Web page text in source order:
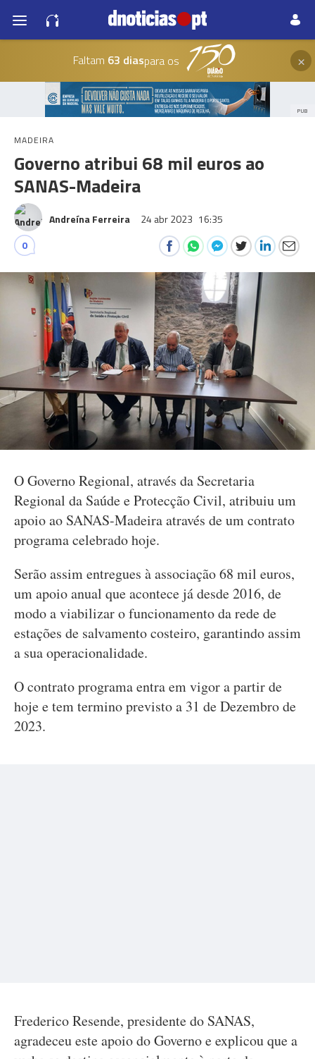
Faltam 63 diaspara os ×
PUB
MADEIRA
Governo atribui 68 mil euros ao
SANAS-Madeira
Andreína Ferreira 24 abr 2023 16:35
0
O Governo Regional, através da Secretaria
Regional da Saúde e Protecção Civil, atribuiu um
apoio ao SANAS-Madeira através de um contrato
programa celebrado hoje.
Serão assim entregues à associação 68 mil euros,
um apoio anual que acontece já desde 2016, de
modo a viabilizar o funcionamento da rede de
estações de salvamento costeiro, garantindo assim
a sua operacionalidade.
O contrato programa entra em vigor a partir de
hoje e tem termino previsto a 31 de Dezembro de
2023.
Frederico Resende, presidente do SANAS,
agradeceu este apoio do Governo e explicou que a